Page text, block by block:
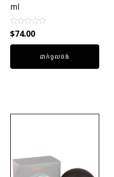
ml
Rated
0
out
$74.00
ដាក់ចូលថង់